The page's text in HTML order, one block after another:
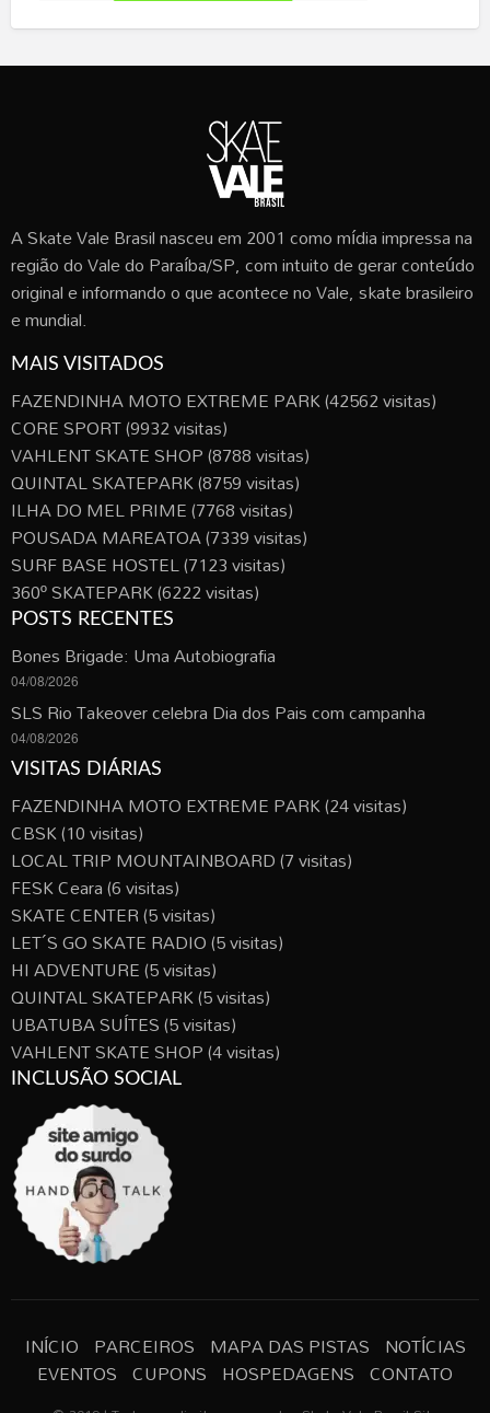
A Skate Vale Brasil nasceu em 2001 como mídia impressa na
região do Vale do Paraíba/SP, com intuito de gerar conteúdo
original e informando o que acontece no Vale, skate brasileiro
e mundial.
MAIS VISITADOS
FAZENDINHA MOTO EXTREME PARK(42562 visitas)
CORE SPORT(9932 visitas)
VAHLENT SKATE SHOP(8788 visitas)
QUINTAL SKATEPARK(8759 visitas)
ILHA DO MEL PRIME(7768 visitas)
POUSADA MAREATOA(7339 visitas)
SURF BASE HOSTEL(7123 visitas)
360º SKATEPARK(6222 visitas)
POSTS RECENTES
Bones Brigade: Uma Autobiografia
04/08/2026
SLS Rio Takeover celebra Dia dos Pais com campanha
04/08/2026
VISITAS DIÁRIAS
FAZENDINHA MOTO EXTREME PARK(24 visitas)
CBSK(10 visitas)
LOCAL TRIP MOUNTAINBOARD(7 visitas)
FESK Ceara(6 visitas)
SKATE CENTER(5 visitas)
LET´S GO SKATE RADIO(5 visitas)
HI ADVENTURE(5 visitas)
QUINTAL SKATEPARK(5 visitas)
UBATUBA SUÍTES(5 visitas)
VAHLENT SKATE SHOP(4 visitas)
INCLUSÃO SOCIAL
INÍCIO PARCEIROS MAPA DAS PISTAS NOTÍCIAS
EVENTOS CUPONS HOSPEDAGENS CONTATO